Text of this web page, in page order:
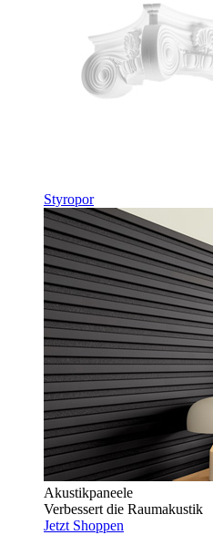
Styropor
Akustikpaneele
Verbessert die Raumakustik
Jetzt Shoppen